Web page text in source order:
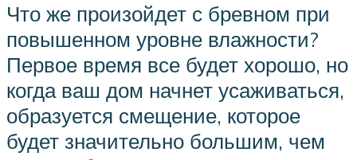
Что же произойдет с бревном при
повышенном уровне влажности?
Первое время все будет хорошо, но
когда ваш дом начнет усаживаться,
образуется смещение, которое
будет значительно большим, чем